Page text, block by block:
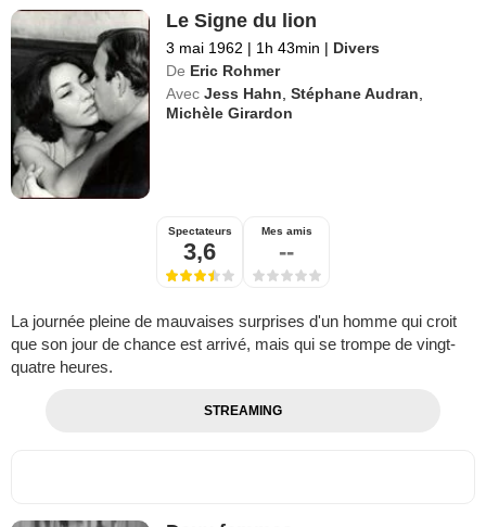
Le Signe du lion
3 mai 1962 | 1h 43min | Divers
De Eric Rohmer
Avec Jess Hahn,Stéphane Audran,
Michèle Girardon
Spectateurs
3,6
Mes amis
--
La journée pleine de mauvaises surprises d'un homme qui croit
que son jour de chance est arrivé, mais qui se trompe de vingt-
quatre heures.
STREAMING